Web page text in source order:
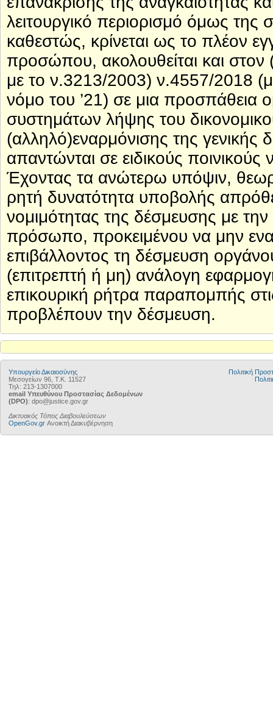
λειτουργικό περιορισμό όμως
καθεστώς, κρίνεται ως το πλέον
προσώπου, ακολουθείται και
με το ν.3213/2003) ν.4557/2018
νόμο του ’21) σε μια προσπάθεια
συστημάτων λήψης του
(αλληλό)εναρμόνισης της γενικής
απαντώνται σε ειδικούς ποινικούς
Έχοντας τα ανώτερω υπόψιν,
ρητή δυνατότητα υποβολής
νομιμότητας της δέσμευσης με
πρόσωπο, προκειμένου να μην
επιβάλλοντος τη δέσμευση
(επιτρεπτή ή μη) ανάλογη
επικουρική ρήτρα παραπομπής
προβλέπουν την δέσμευση.
Υπουργείο Δικαιοσύνης
Μεσογείων 96, Τ.Κ. 11527
Τηλ: 213-1307000
email Υπευθύνου Προστασίας Δεδομένων
(DPO): dpo@justice.gov.gr
Δικτυακός Τόπος Διαβουλεύσεων
OpenGov.gr Ανοικτή Διακυβέρνηση
Πολιτική